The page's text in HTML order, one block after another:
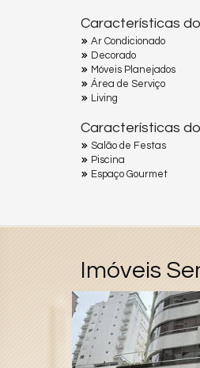
Características
Ar Condicionado
Decorado
Móveis Planejados
Área de Serviço
Living
Características
Salão de Festas
Piscina
Espaço Gourmet
Imóveis